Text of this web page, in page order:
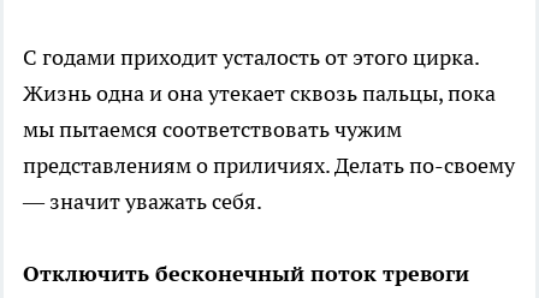
С годами приходит усталость от этого цирка.
Жизнь одна и она утекает сквозь пальцы, пока
мы пытаемся соответствовать чужим
представлениям о приличиях. Делать по-своему
— значит уважать себя.
Отключить бесконечный поток тревоги